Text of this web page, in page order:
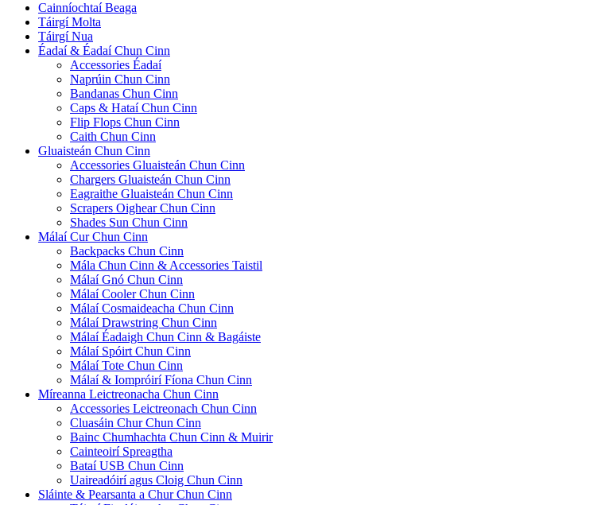
Cainníochtaí Beaga
Táirgí Molta
Táirgí Nua
Éadaí & Éadaí Chun Cinn
Accessories Éadaí
Naprúin Chun Cinn
Bandanas Chun Cinn
Caps & Hataí Chun Cinn
Flip Flops Chun Cinn
Caith Chun Cinn
Gluaisteán Chun Cinn
Accessories Gluaisteán Chun Cinn
Chargers Gluaisteán Chun Cinn
Eagraithe Gluaisteán Chun Cinn
Scrapers Oighear Chun Cinn
Shades Sun Chun Cinn
Málaí Cur Chun Cinn
Backpacks Chun Cinn
Mála Chun Cinn & Accessories Taistil
Málaí Gnó Chun Cinn
Málaí Cooler Chun Cinn
Málaí Cosmaideacha Chun Cinn
Málaí Drawstring Chun Cinn
Málaí Éadaigh Chun Cinn & Bagáiste
Málaí Spóirt Chun Cinn
Málaí Tote Chun Cinn
Málaí & Iompróirí Fíona Chun Cinn
Míreanna Leictreonacha Chun Cinn
Accessories Leictreonach Chun Cinn
Cluasáin Chur Chun Cinn
Bainc Chumhachta Chun Cinn & Muirir
Cainteoirí Spreagtha
Bataí USB Chun Cinn
Uaireadóirí agus Cloig Chun Cinn
Sláinte & Pearsanta a Chur Chun Cinn